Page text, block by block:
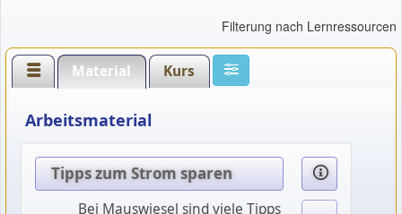
Filterung nach Lernressourcen
Material Kurs
Arbeitsmaterial
Tipps zum Strom sparen
Bei Mauswiesel sind viele Tipps